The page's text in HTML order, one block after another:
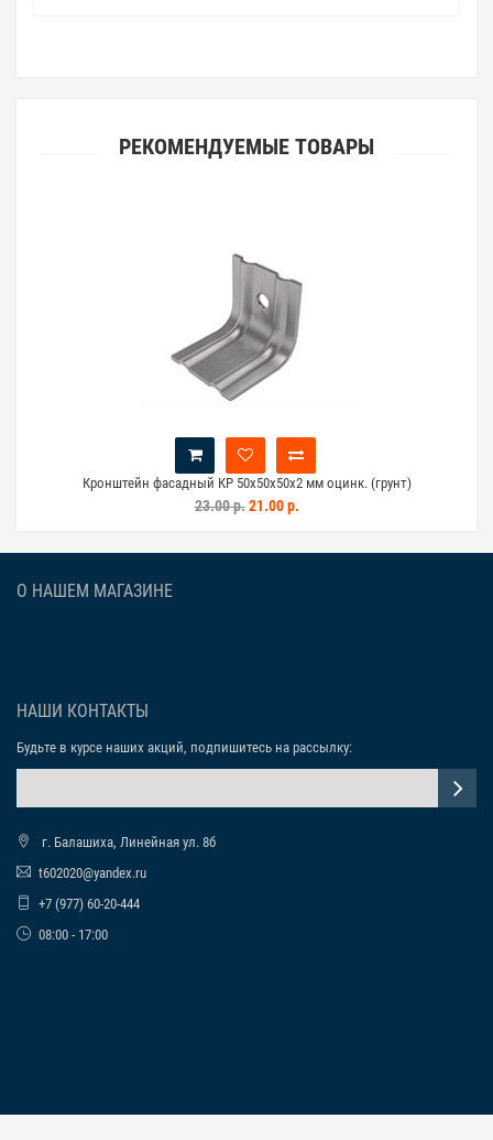
РЕКОМЕНДУЕМЫЕ ТОВАРЫ
Кронштейн фасадный КР 50х50х50х2 мм оцинк. (грунт)
23.00 р.21.00 р.
О НАШЕМ МАГАЗИНЕ
НАШИ КОНТАКТЫ
Будьте в курсе наших акций, подпишитесь на рассылку:
г. Балашиха, Линейная ул. 8б
t602020@yandex.ru
+7 (977) 60-20-444
08:00 - 17:00